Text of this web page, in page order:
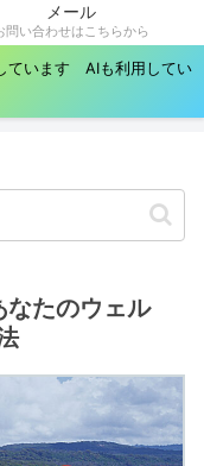
メール
問い合わせはこちらから
ています AIも利用してい
なたのウェル